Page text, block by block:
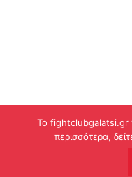
To fightclubgalatsi.gr
περισσότερα,